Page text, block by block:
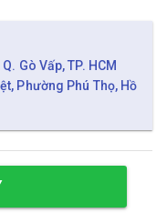
Gò Vấp, TP. HCM
Phường Phú Thọ, Hồ